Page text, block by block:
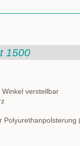
1500
verstellbar
Polyurethanpolsterung